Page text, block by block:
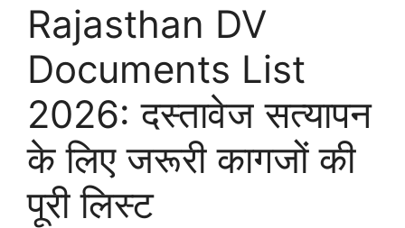
Rajasthan DV
Documents List
2026: दस्तावेज सत्यापन
के लिए जरूरी कागजों की
पूरी लिस्ट